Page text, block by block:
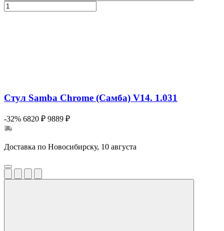
Стул Samba Chrome (Самба) V14. 1.031
-32% 6820 ₽ 9889 ₽
Доставка по Новосибирску, 10 августа